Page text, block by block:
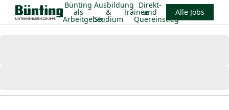
Bünting
als
Arbeitgeber
Ausbildung
&
Studium
Trainee
Direkt-
und
Quereinstieg
Alle Jobs